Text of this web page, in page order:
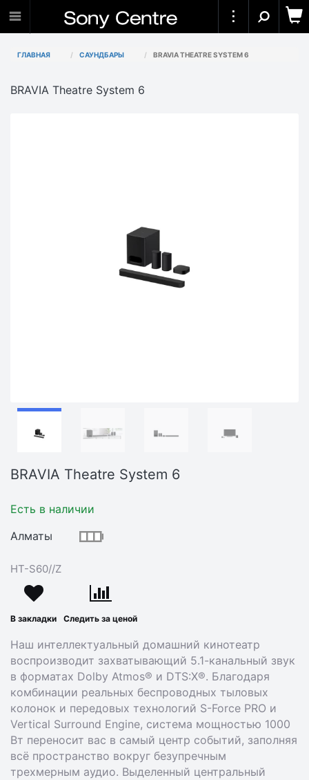
ГЛАВНАЯ САУНДБАРЫ BRAVIA THEATRE SYSTEM 6
BRAVIA Theatre System 6
BRAVIA Theatre System 6
Есть в наличии
Алматы
HT-S60//Z
В закладки Следить за ценой
Наш интеллектуальный домашний кинотеатр
воспроизводит захватывающий 5.1-канальный звук
в форматах Dolby Atmos® и DTS:X®. Благодаря
комбинации реальных беспроводных тыловых
колонок и передовых технологий S-Force PRO и
Vertical Surround Engine, система мощностью 1000
Вт переносит вас в самый центр событий, заполняя
всё пространство вокруг безупречным
трехмерным аудио. Выделенный центральный